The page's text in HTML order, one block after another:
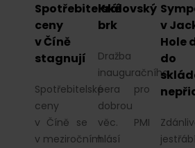
Spotřebitelské
ceny
v Číně
stagnují
Spotřebitelské
ceny
v Číně se
v meziročním
Královský
brk
Dražba
inauguračního
pera pro
dobrou
věc. PMI
hlásí
v
Hole
do